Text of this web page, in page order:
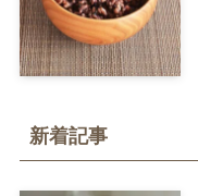
新着記事